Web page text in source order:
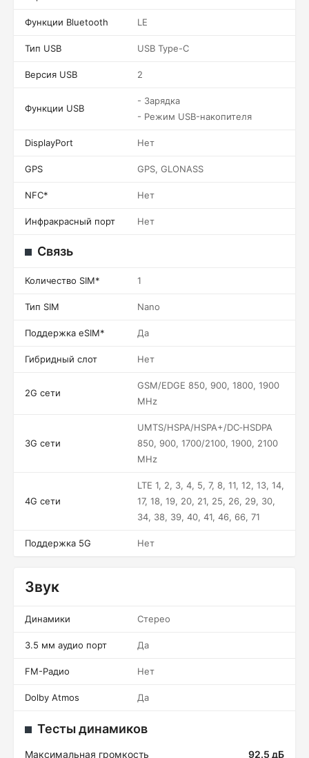
Функции Bluetooth LE
Тип USB USB Type-C
Версия USB 2
Функции USB
- Зарядка
- Режим USB-накопителя
DisplayPort Нет
GPS GPS, GLONASS
NFC* Нет
Инфракрасный порт Нет
Связь
Количество SIM* 1
Тип SIM Nano
Поддержка eSIM* Да
Гибридный слот Нет
2G сети
GSM/EDGE 850, 900, 1800, 1900
MHz
3G сети
UMTS/HSPA/HSPA+/DC‑HSDPA
850, 900, 1700/2100, 1900, 2100
MHz
4G сети
LTE 1, 2, 3, 4, 5, 7, 8, 11, 12, 13, 14,
17, 18, 19, 20, 21, 25, 26, 29, 30,
34, 38, 39, 40, 41, 46, 66, 71
Поддержка 5G Нет
Звук
Динамики Стерео
3.5 мм аудио порт Да
FM-Радио Нет
Dolby Atmos Да
Тесты динамиков
Максимальная громкость 92.5 дБ